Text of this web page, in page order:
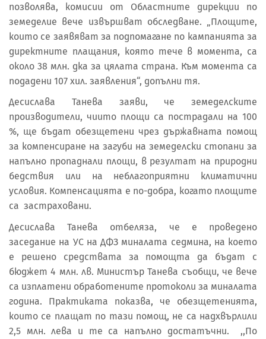
позволява, комисии от Областните дирекции по
земеделие вече извършват обследване. „Площите,
които се заявяват за подпомагане по кампанията за
директните плащания, която тече в момента, са
около 38 млн. дка за цялата страна. Към момента са
подадени 107 хил. заявления“, допълни тя.
Десислава Танева заяви, че земеделските
производители, чиито площи са пострадали на 100
%, ще бъдат обезщетени чрез държавната помощ
за компенсиране на загуби на земеделски стопани за
напълно пропаднали площи, в резултат на природни
бедствия или на неблагоприятни климатични
условия. Компенсацията е по-добра, когато площите
са застраховани.
Десислава Танева отбеляза, че е проведено
заседание на УС на ДФЗ миналата седмина, на което
е решено средствата за помощта да бъдат с
бюджет 4 млн. лв. Министър Танева съобщи, че вече
са изплатени обработените протоколи за миналата
година. Практиката показва, че обезщетенията,
които се плащат по тази помощ, не са надхвърлили
2,5 млн. лева и те са напълно достатъчни. ,,По